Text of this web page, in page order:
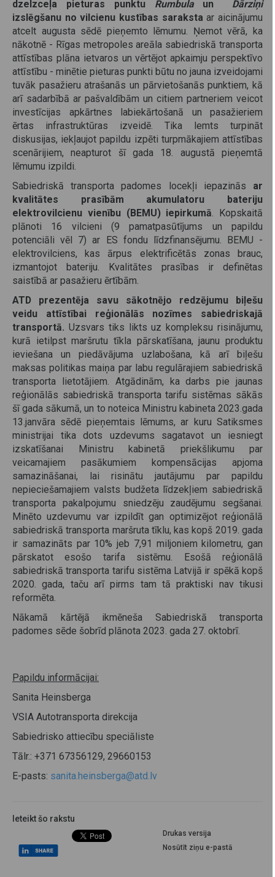
dzelzceļa pieturas punktu Rumbulaun Dārziņi
izslēgšanu no vilcienu kustības saraksta ar aicinājumu
atcelt augusta sēdē pieņemto lēmumu. Ņemot vērā, ka
nākotnē - Rīgas metropoles areāla sabiedriskā transporta
attīstības plāna ietvaros un vērtējot apkaimju perspektīvo
attīstību - minētie pieturas punkti būtu no jauna izveidojami
tuvāk pasažieru atrašanās un pārvietošanās punktiem, kā
arī sadarbībā ar pašvaldībām un citiem partneriem veicot
investīcijas apkārtnes labiekārtošanā un pasažieriem
ērtas infrastruktūras izveidē. Tika lemts turpināt
diskusijas, iekļaujot papildu izpēti turpmākajiem attīstības
scenārijiem, neapturot šī gada 18. augustā pieņemtā
lēmumu izpildi.
Sabiedriskā transporta padomes locekļi iepazinās ar
kvalitātes prasībām akumulatoru bateriju
elektrovilcienu vienību (BEMU) iepirkumā . Kopskaitā
plānoti 16 vilcieni (9 pamatpasūtījums un papildu
potenciāli vēl 7) ar ES fondu līdzfinansējumu. BEMU -
elektrovilciens, kas ārpus elektrificētās zonas brauc,
izmantojot bateriju. Kvalitātes prasības ir definētas
saistībā ar pasažieru ērtībām.
ATD prezentēja savu
sākotnējo redzējumu biļešu
veidu attīstībai reģionālās nozīmes sabiedriskajā
transportā. Uzsvars tiks likts uz kompleksu risinājumu,
kurā ietilpst maršrutu tīkla pārskatīšana, jaunu produktu
ieviešana un piedāvājuma uzlabošana, kā arī biļešu
maksas politikas maiņa par labu regulārajiem sabiedriskā
transporta lietotājiem. Atgādinām, ka darbs pie jaunas
reģionālās sabiedriskā transporta tarifu sistēmas sākās
šī gada sākumā, un to noteica Ministru kabineta 2023.gada
13.janvāra sēdē pieņemtais lēmums, ar kuru Satiksmes
ministrijai tika dots uzdevums sagatavot un iesniegt
izskatīšanai Ministru kabinetā priekšlikumu par
veicamajiem pasākumiem kompensācijas apjoma
samazināšanai, lai risinātu jautājumu par papildu
nepieciešamajiem valsts budžeta līdzekļiem sabiedriskā
transporta pakalpojumu sniedzēju zaudējumu segšanai.
Minēto uzdevumu var izpildīt gan optimizējot reģionālā
sabiedriskā transporta maršruta tīklu, kas kopš 2019. gada
ir samazināts par 10% jeb 7,91 miljoniem kilometru, gan
pārskatot esošo tarifa sistēmu. Esošā reģionālā
sabiedriskā transporta tarifu sistēma Latvijā ir spēkā kopš
2020. gada, taču arī pirms tam tā praktiski nav tikusi
reformēta.
Nākamā kārtējā ikmēneša Sabiedriskā transporta
padomes sēde šobrīd plānota 2023. gada 27. oktobrī.
Papildu informācijai:
Sanita Heinsberga
VSIA Autotransporta direkcija
Sabiedrisko attiecību speciāliste
Tālr.: +371 67356129, 29660153
E-pasts: sanita.heinsberga@atd.lv
Ieteikt šo rakstu
Drukas versija
Nosūtīt ziņu e-pastā